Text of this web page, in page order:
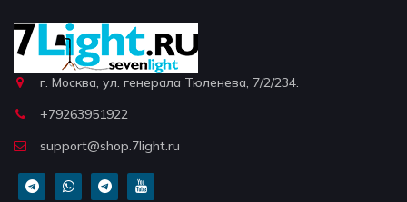
г. Москва, ул. генерала Тюленева, 7/2/234.
+79263951922
support@shop.7light.ru